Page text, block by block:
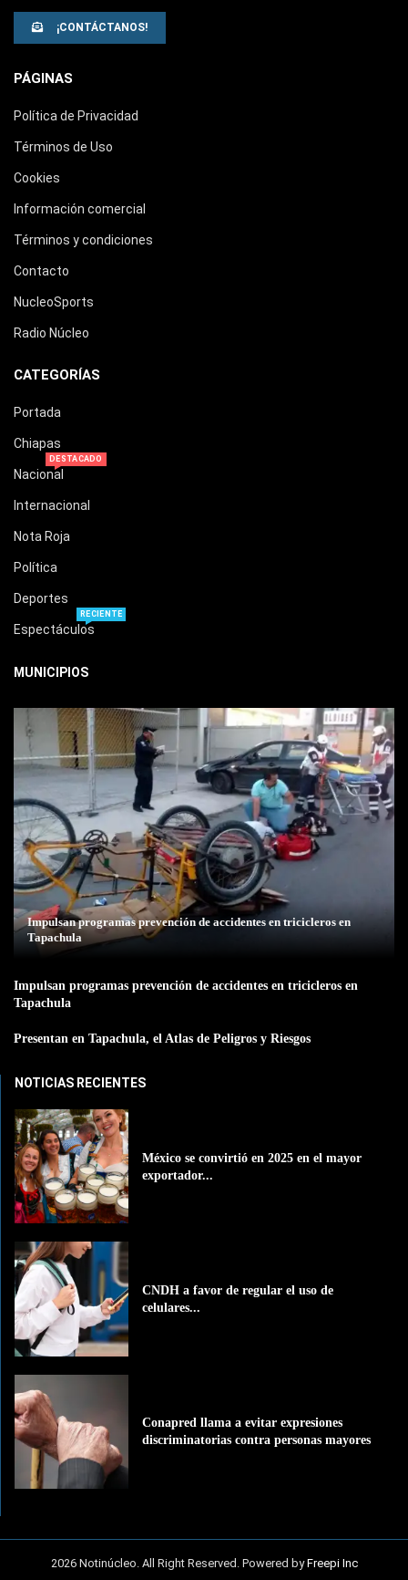
¡CONTÁCTANOS!
PÁGINAS
Política de Privacidad
Términos de Uso
Cookies
Información comercial
Términos y condiciones
Contacto
NucleoSports
Radio Núcleo
CATEGORÍAS
Portada
Chiapas
Nacional
DESTACADO
Internacional
Nota Roja
Política
Deportes
Espectáculos
RECIENTE
MUNICIPIOS
Impulsan programas prevención de accidentes en tricicleros en
Tapachula
Impulsan programas prevención de accidentes en tricicleros en
Tapachula
Presentan en Tapachula, el Atlas de Peligros y Riesgos
NOTICIAS RECIENTES
México se convirtió en 2025 en el mayor
exportador...
CNDH a favor de regular el uso de
celulares...
Conapred llama a evitar expresiones
discriminatorias contra personas mayores
2026 Notinúcleo. All Right Reserved. Powered byFreepi Inc